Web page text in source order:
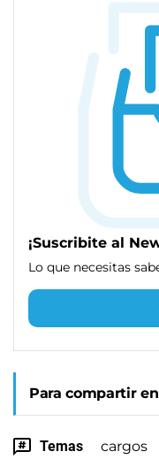
¡Suscribite al
Lo que necesitas
Para compartir
Temas cargos